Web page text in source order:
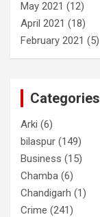
May 2021 (12)
April 2021 (18)
February 2021 (5)
Categories
Arki (6)
bilaspur (149)
Business (15)
Chamba (6)
Chandigarh (1)
Crime (241)